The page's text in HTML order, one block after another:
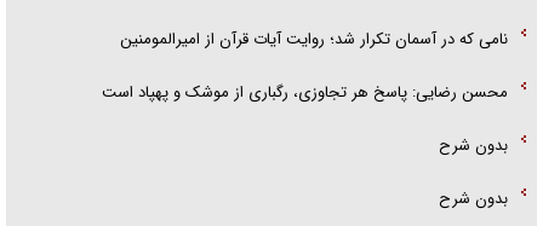
نامی که در آسمان تکرار شد؛ روایت آیات قرآن از امیرالمومنین
محسن رضایی: پاسخ هر تجاوزی، رگباری از موشک و پهپاد است
بدون شرح
بدون شرح